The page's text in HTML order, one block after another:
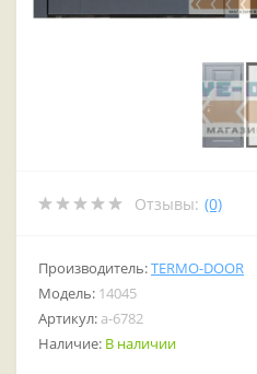
Отзывы: (0)
Производитель:TERMO-DOOR
Модель: 14045
Артикул: a-6782
Наличие: В наличии